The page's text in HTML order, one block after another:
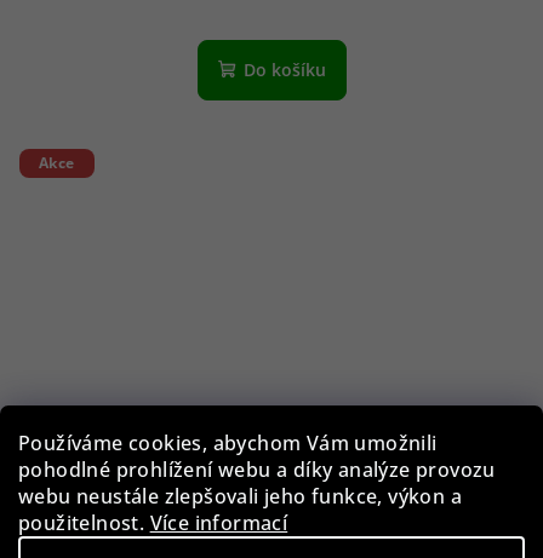
Používáme cookies, abychom Vám umožnili
pohodlné prohlížení webu a díky analýze provozu
webu neustále zlepšovali jeho funkce, výkon a
použitelnost. Více informací
Do košíku
Akce